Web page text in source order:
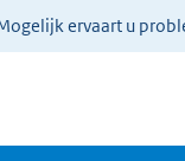
ervaart u